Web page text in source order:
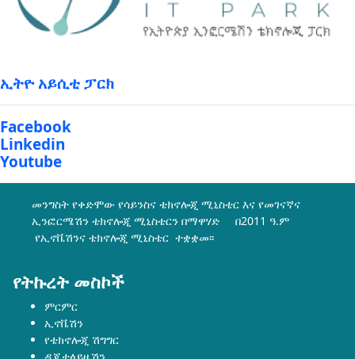
ኢትዮ አይሲቲ ፓርክ
Facebook
Linkedin
Youtube
መንግስት የቀድሞው የሳይንስና ቴክኖሎጂ ሚኒስቴር እና የመገናኛና
ኢንፎርሜሽን ቴክኖሎጂ ሚኒስቴርን በማዋሃድ በ2011 ዓ.ም
የኢኖቬሽንና ቴክኖሎጂ ሚኒስቴር ተቋቋመ፡፡
የትኩረት መስኮች
ምርምር
ኢኖቬሽን
የቴክኖሎጂ ሽግግር